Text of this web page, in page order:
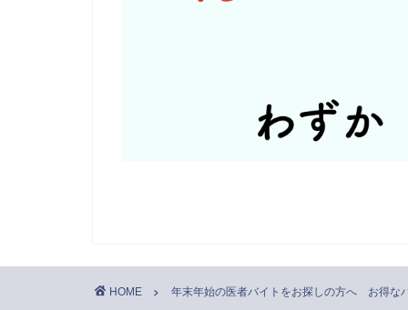
HOME 年末年始の医者バイトをお探しの方へ お得な